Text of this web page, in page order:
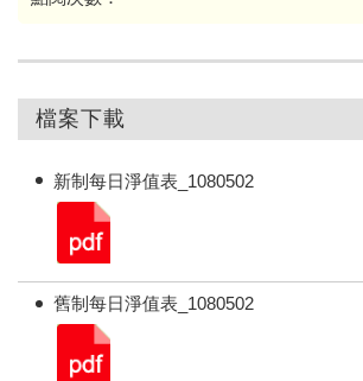
檔案下載
新制每日淨值表_1080502
舊制每日淨值表_1080502